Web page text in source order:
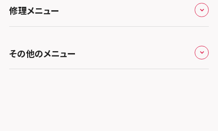
スマホスピタル テルル蒲生
スマホスピタル テルル新越谷
スマホスピタル テルル草加花栗
スマホスピタル テルル東川口
スマホスピタル名古屋金山
スマホスピタル 大府
スマホスピタル 西枇杷島
スマホスピタル難波
スマホスピタルイオンタウン茨木太田
スマホスピタル西条
スマホスピタル福岡天神
スマホスピタル熊本下通
スマホスピタル GODOモバイル大分府内町
お知らせ
修理メニュー
iPhone修理メニュー
その他のメニュー